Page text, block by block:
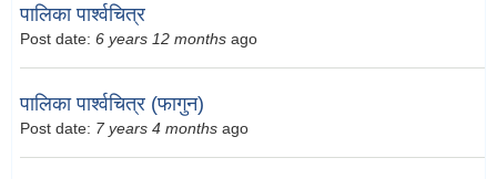
पालिका पार्श्वचित्र
Post date: 6 years 12 months ago
पालिका पार्श्वचित्र (फागुन)
Post date: 7 years 4 months ago